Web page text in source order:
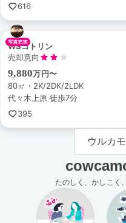
616
WSコトリン
売却意向
9,880万円〜
80㎡・2K/2DK/2LDK
代々木上原 徒歩7分
395
ウルカ
たのしく、かしこく